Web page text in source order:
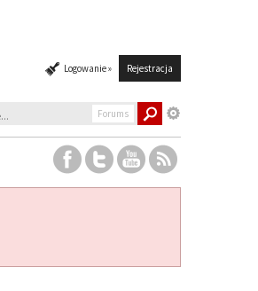
Logowanie » Rejestracja
Forums